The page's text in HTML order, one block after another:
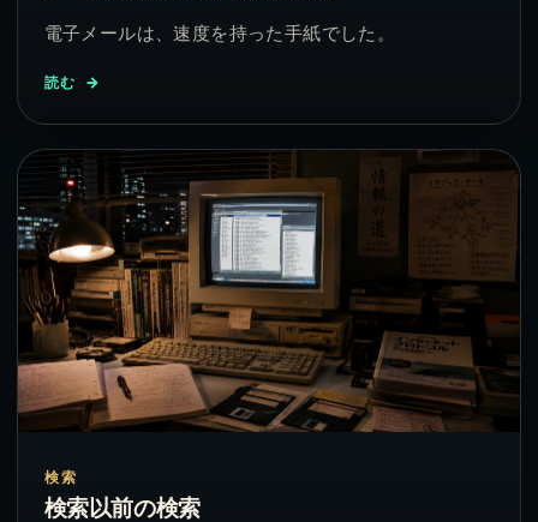
電子メールは、速度を持った手紙でした。
読む
検索
検索以前の検索